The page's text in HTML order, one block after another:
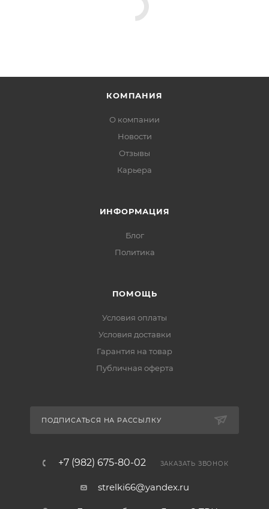
КОМПАНИЯ
О компании
Новости
Отзывы
Карьера
ИНФОРМАЦИЯ
Блог
Политика
ПОМОЩЬ
Условия оплаты
Условия доставки
Гарантия на товар
Публичная оферта
ПОДПИСАТЬСЯ НА РАССЫЛКУ
+7 (982) 675-80-02 ЗАКАЗАТЬ ЗВОНОК
strelki66@yandex.ru